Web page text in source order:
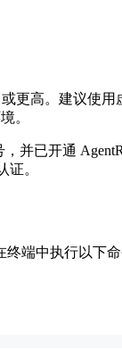
或更高。建议使
。
并已开通
证。
端中执行以下